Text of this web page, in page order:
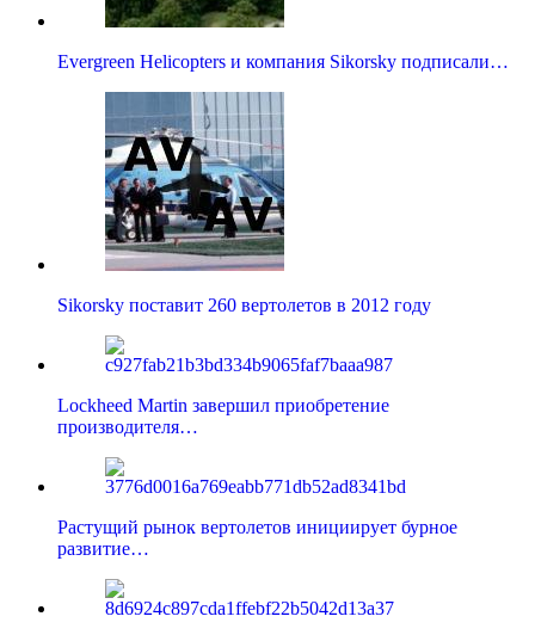
Evergreen Helicopters и компания Sikorsky подписали…
Sikorsky поставит 260 вертолетов в 2012 году
Lockheed Martin завершил приобретение
производителя…
Растущий рынок вертолетов инициирует бурное
развитие…